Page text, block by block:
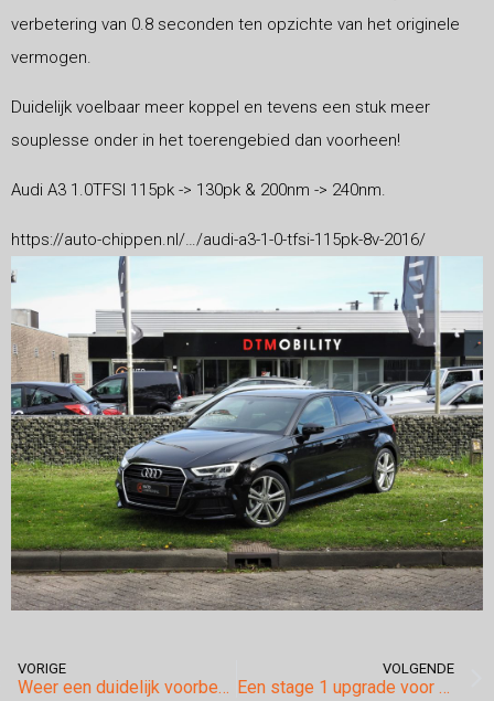
verbetering van 0.8 seconden ten opzichte van het originele
vermogen.
Duidelijk voelbaar meer koppel en tevens een stuk meer
souplesse onder in het toerengebied dan voorheen!
Audi A3 1.0TFSI 115pk -> 130pk & 200nm -> 240nm.
https://auto-chippen.nl/…/audi-a3-1-0-tfsi-115pk-8v-2016/
VORIGE
Weer een duidelijk voorbeeld van elektronisch begrensde motoren!
VOLGENDE
Een stage 1 upgrade voor de Volkswagen Transporter 2.5tdi.